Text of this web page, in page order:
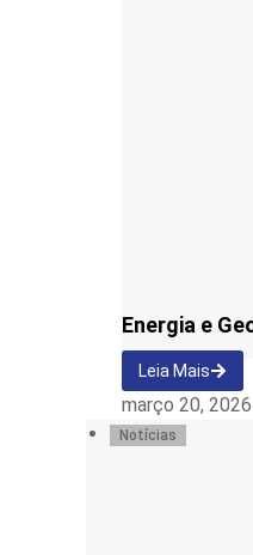
Energia e
Leia Mais
março 20, 2026
Notícias